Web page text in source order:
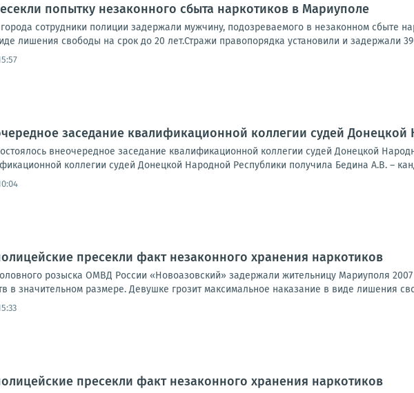
попытку незаконного сбыта наркотиков в Мариуполе
сотрудники полиции задержали мужчину, подозреваемого в незаконном сбыте
лишения свободы на срок до 20 лет.Стражи правопорядка установили и задержали
заседание квалификационной коллегии судей Донецкой
внеочередное заседание квалификационной коллегии судей Донецкой
коллегии судей Донецкой Народной Республики получила Бедина А.В. –
пресекли факт незаконного хранения наркотиков
розыска ОМВД России «Новоазовский» задержали жительницу Мариуполя
в значительном размере. Девушке грозит максимальное наказание в виде лишения
пресекли факт незаконного хранения наркотиков